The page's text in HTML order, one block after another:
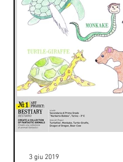
3 giu 2019